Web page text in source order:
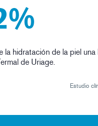
la hidratación de la piel
de Uriage.
Estudio